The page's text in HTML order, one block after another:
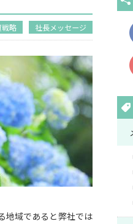
戦略 社長メッセージ
地域であると弊社では